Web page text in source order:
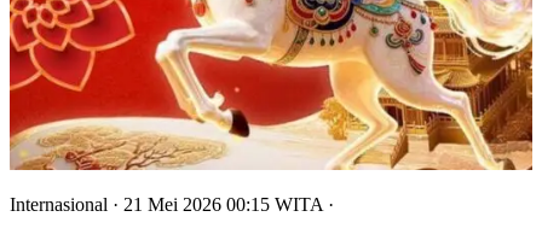
Internasional · 21 Mei 2026 00:15 WITA ·